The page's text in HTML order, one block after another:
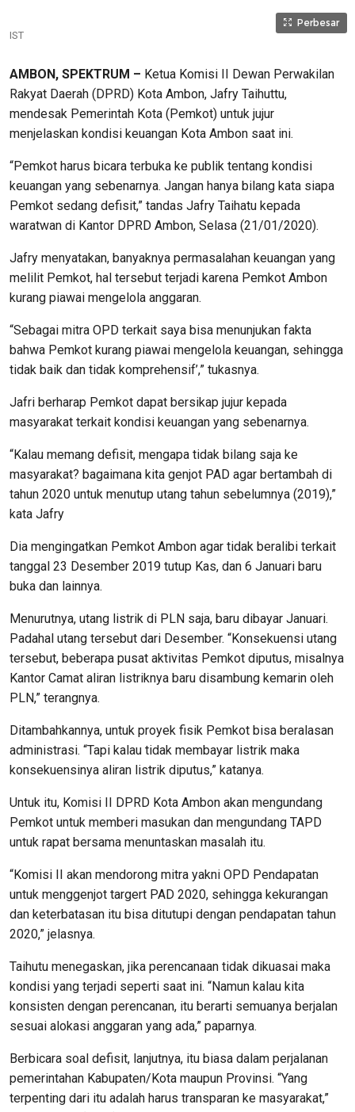
Perbesar
IST
AMBON, SPEKTRUM – Ketua Komisi II Dewan Perwakilan
Rakyat Daerah (DPRD) Kota Ambon, Jafry Taihuttu,
mendesak Pemerintah Kota (Pemkot) untuk jujur
menjelaskan kondisi keuangan Kota Ambon saat ini.
“Pemkot harus bicara terbuka ke publik tentang kondisi
keuangan yang sebenarnya. Jangan hanya bilang kata siapa
Pemkot sedang defisit,” tandas Jafry Taihatu kepada
waratwan di Kantor DPRD Ambon, Selasa (21/01/2020).
Jafry menyatakan, banyaknya permasalahan keuangan yang
melilit Pemkot, hal tersebut terjadi karena Pemkot Ambon
kurang piawai mengelola anggaran.
“Sebagai mitra OPD terkait saya bisa menunjukan fakta
bahwa Pemkot kurang piawai mengelola keuangan, sehingga
tidak baik dan tidak komprehensif’,” tukasnya.
Jafri berharap Pemkot dapat bersikap jujur kepada
masyarakat terkait kondisi keuangan yang sebenarnya.
“Kalau memang defisit, mengapa tidak bilang saja ke
masyarakat? bagaimana kita genjot PAD agar bertambah di
tahun 2020 untuk menutup utang tahun sebelumnya (2019),”
kata Jafry
Dia mengingatkan Pemkot Ambon agar tidak beralibi terkait
tanggal 23 Desember 2019 tutup Kas, dan 6 Januari baru
buka dan lainnya.
Menurutnya, utang listrik di PLN saja, baru dibayar Januari.
Padahal utang tersebut dari Desember. “Konsekuensi utang
tersebut, beberapa pusat aktivitas Pemkot diputus, misalnya
Kantor Camat aliran listriknya baru disambung kemarin oleh
PLN,” terangnya.
Ditambahkannya, untuk proyek fisik Pemkot bisa beralasan
administrasi. “Tapi kalau tidak membayar listrik maka
konsekuensinya aliran listrik diputus,” katanya.
Untuk itu, Komisi II DPRD Kota Ambon akan mengundang
Pemkot untuk memberi masukan dan mengundang TAPD
untuk rapat bersama menuntaskan masalah itu.
“Komisi II akan mendorong mitra yakni OPD Pendapatan
untuk menggenjot targert PAD 2020, sehingga kekurangan
dan keterbatasan itu bisa ditutupi dengan pendapatan tahun
2020,” jelasnya.
Taihutu menegaskan, jika perencanaan tidak dikuasai maka
kondisi yang terjadi seperti saat ini. “Namun kalau kita
konsisten dengan perencanan, itu berarti semuanya berjalan
sesuai alokasi anggaran yang ada,” paparnya.
Berbicara soal defisit, lanjutnya, itu biasa dalam perjalanan
pemerintahan Kabupaten/Kota maupun Provinsi. “Yang
terpenting dari itu adalah harus transparan ke masyarakat,”